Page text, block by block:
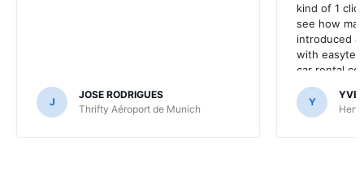
J
JOSE RODRIGUES
Thrifty Aéroport de Munich
kind of 1
see how
introduced
with
car rental
Y